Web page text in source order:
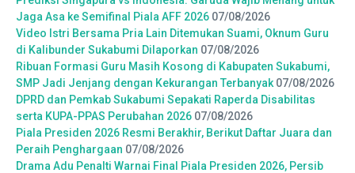
Jaga Asa ke Semifinal Piala AFF 2026 07/08/2026
Video Istri Bersama Pria Lain Ditemukan Suami, Oknum Guru
di Kalibunder Sukabumi Dilaporkan 07/08/2026
Ribuan Formasi Guru Masih Kosong di Kabupaten Sukabumi,
SMP Jadi Jenjang dengan Kekurangan Terbanyak 07/08/2026
DPRD dan Pemkab Sukabumi Sepakati Raperda Disabilitas
serta KUPA-PPAS Perubahan 2026 07/08/2026
Piala Presiden 2026 Resmi Berakhir, Berikut Daftar Juara dan
Peraih Penghargaan 07/08/2026
Drama Adu Penalti Warnai Final Piala Presiden 2026, Persib